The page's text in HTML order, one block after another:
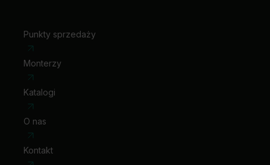
Punkty sprzedaży
Monterzy
Katalogi
O nas
Kontakt